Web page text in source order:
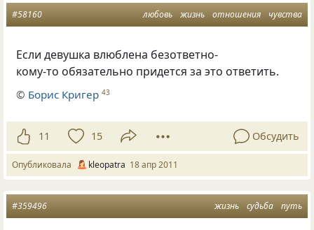
любовь жизнь отношения чувства
#58160
Если девушка влюблена безответно-
кому-то обязательно придется за это ответить.
© Борис Кригер 43
11 15 Обсудить
Опубликовала kleopatra 18 апр 2011
жизнь судьба путь
#359496